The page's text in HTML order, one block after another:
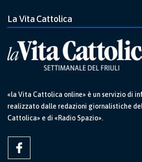
La Vita Cattolica
«la Vita Cattolica online» è un servizio di
realizzato dalle redazioni giornalistiche
Cattolica» e di «Radio Spazio».